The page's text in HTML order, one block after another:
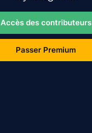
Accès des contributeurs
Passer Premium